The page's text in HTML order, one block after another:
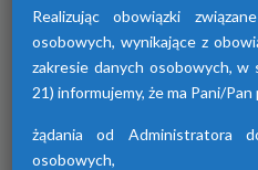
Realizując obowiązki
osobowych, wynikające z
zakresie danych osobowych, w
21) informujemy, że ma Pani/
żądania od Administratora
osobowych,